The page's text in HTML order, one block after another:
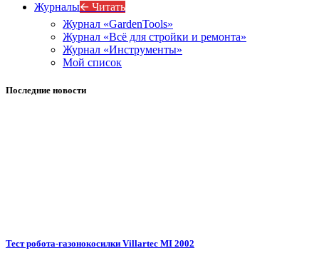
Журналы🡨 Читать
Журнал «GardenTools»
Журнал «Всё для стройки и ремонта»
Журнал «Инструменты»
Мой список
Последние новости
Тест робота-газонокосилки Villartec MI 2002